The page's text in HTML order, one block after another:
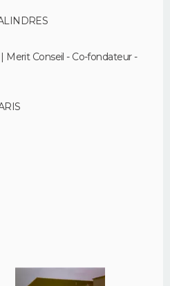
Merit Conseil - Co-fondateur -